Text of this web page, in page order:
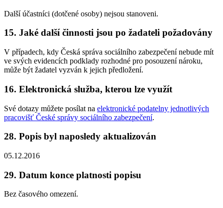
Další účastníci (dotčené osoby) nejsou stanoveni.
15. Jaké další činnosti jsou po žadateli požadovány
V případech, kdy Česká správa sociálního zabezpečení nebude mít
ve svých evidencích podklady rozhodné pro posouzení nároku,
může být žadatel vyzván k jejich předložení.
16. Elektronická služba, kterou lze využít
Své dotazy můžete posílat na elektronické podatelny jednotlivých
pracovišť České správy sociálního zabezpečení.
28. Popis byl naposledy aktualizován
05.12.2016
29. Datum konce platnosti popisu
Bez časového omezení.